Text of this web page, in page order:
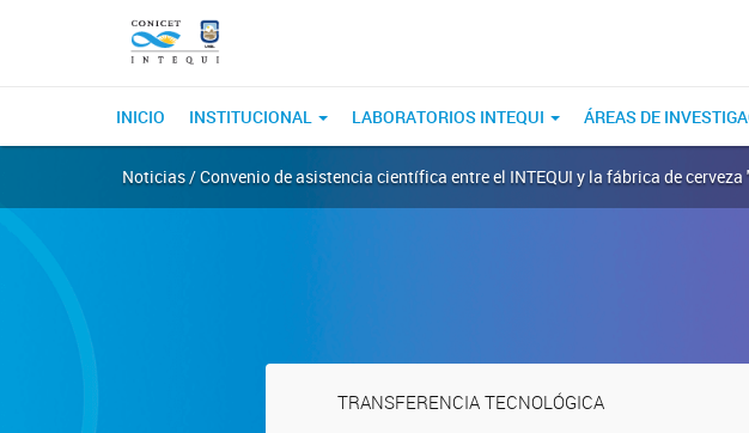
INICIO INSTITUCIONAL LABORATORIOS INTEQUI ÁREAS DE
Noticias / Convenio de asistencia científica entre el INTEQUI y la fábrica de cerveza
TRANSFERENCIA TECNOLÓGICA